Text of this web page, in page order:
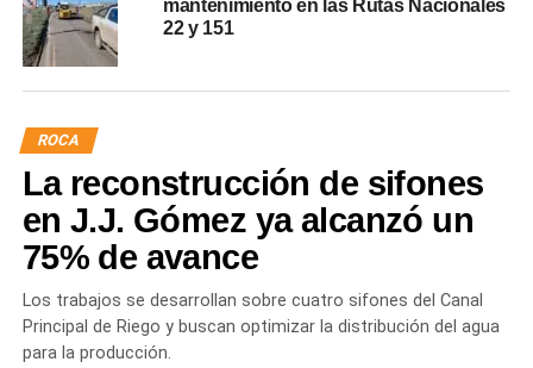
mantenimiento en las Rutas Nacionales
22 y 151
ROCA
La reconstrucción de sifones
en J.J. Gómez ya alcanzó un
75% de avance
Los trabajos se desarrollan sobre cuatro sifones del Canal
Principal de Riego y buscan optimizar la distribución del agua
para la producción.